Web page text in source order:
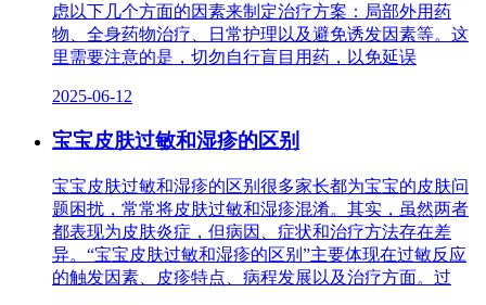
虑以下几个方面的因素来制定治疗方案：局部外用药
物、全身药物治疗、日常护理以及避免诱发因素等。这
里需要注意的是，切勿自行盲目用药，以免延误
2025-06-12
宝宝皮肤过敏和湿疹的区别
宝宝皮肤过敏和湿疹的区别很多家长都为宝宝的皮肤问
题困扰，常常将皮肤过敏和湿疹混淆。其实，虽然两者
都表现为皮肤炎症，但病因、症状和治疗方法存在差
异。“宝宝皮肤过敏和湿疹的区别”主要体现在过敏反应
的触发因素、皮疹特点、病程发展以及治疗方面。过